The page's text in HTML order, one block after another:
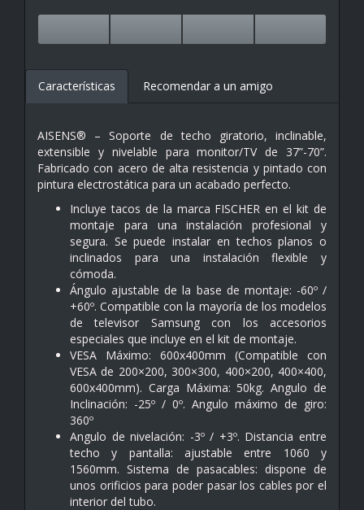
Características Recomendar a un amigo
AISENS® – Soporte de techo giratorio, inclinable,
extensible y nivelable para monitor/TV de 37”-70”.
Fabricado con acero de alta resistencia y pintado con
pintura electrostática para un acabado perfecto.
Incluye tacos de la marca FISCHER en el kit de
montaje para una instalación profesional y
segura. Se puede instalar en techos planos o
inclinados para una instalación flexible y
cómoda.
Ángulo ajustable de la base de montaje: -60º /
+60º. Compatible con la mayoría de los modelos
de televisor Samsung con los accesorios
especiales que incluye en el kit de montaje.
VESA Máximo: 600x400mm (Compatible con
VESA de 200×200, 300×300, 400×200, 400×400,
600x400mm). Carga Máxima: 50kg. Angulo de
Inclinación: -25º / 0º. Angulo máximo de giro:
360º
Angulo de nivelación: -3º / +3º. Distancia entre
techo y pantalla: ajustable entre 1060 y
1560mm. Sistema de pasacables: dispone de
unos orificios para poder pasar los cables por el
interior del tubo.